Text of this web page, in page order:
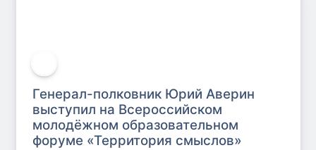
Генерал-полковник Юрий Аверин
выступил на Всероссийском
молодёжном образовательном
форуме «Территория смыслов»